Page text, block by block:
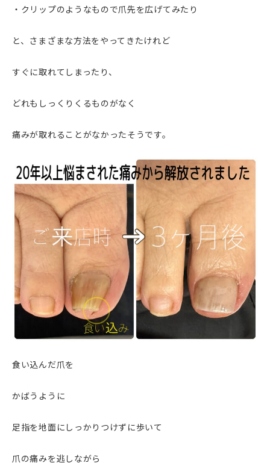
・クリップのようなもので爪先を広げてみたり
と、さまざまな方法をやってきたけれど
すぐに取れてしまったり、
どれもしっくりくるものがなく
痛みが取れることがなかったそうです。
食い込んだ爪を
かばうように
足指を地面にしっかりつけずに歩いて
爪の痛みを逃しながら